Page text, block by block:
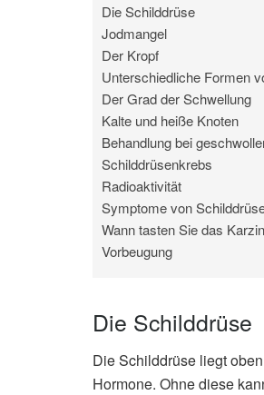
Die Schilddrüse
Jodmangel
Der Kropf
Unterschiedliche Formen
Der Grad der Schwellung
Kalte und heiße Knoten
Behandlung bei
Schilddrüsenkrebs
Radioaktivität
Symptome von
Wann tasten Sie das
Vorbeugung
Die Schilddrüse
Die Schilddrüse liegt
Hormone. Ohne diese